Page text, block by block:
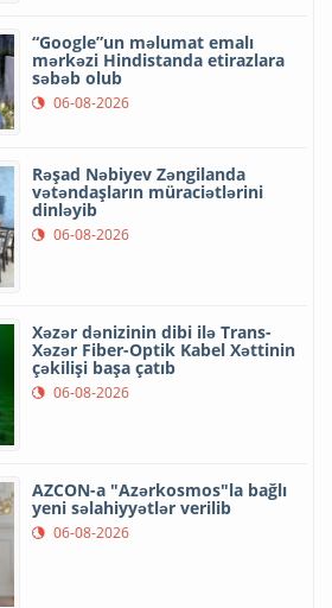
“Google”un məlumat emalı
mərkəzi Hindistanda etirazlara
səbəb olub
06-08-2026
Rəşad Nəbiyev Zəngilanda
vətəndaşların müraciətlərini
dinləyib
06-08-2026
Xəzər dənizinin dibi ilə Trans-
Xəzər Fiber-Optik Kabel Xəttinin
çəkilişi başa çatıb
06-08-2026
AZCON-a "Azərkosmos"la bağlı
yeni səlahiyyətlər verilib
06-08-2026